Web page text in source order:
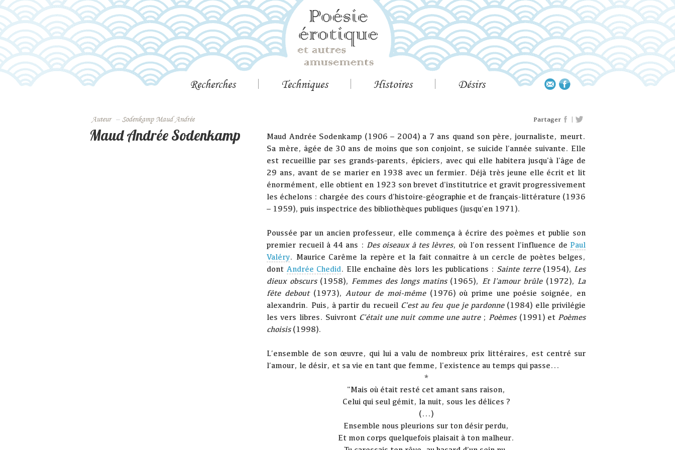
Recherches Techniques Histoires Désirs
Auteur – Sodenkamp Maud Andrée Partager |
Maud Andrée Sodenkamp
Maud Andrée Sodenkamp (1906 – 2004) a 7 ans quand son père, journaliste, meurt.
Sa mère, âgée de 30 ans de moins que son conjoint, se suicide l’année suivante. Elle
est recueillie par ses grands-parents, épiciers, avec qui elle habitera jusqu'à l'âge de
29 ans, avant de se marier en 1938 avec un fermier. Déjà très jeune elle écrit et lit
énormément, elle obtient en 1923 son brevet d'institutrice et gravit progressivement
les échelons : chargée des cours d'histoire-géographie et de français-littérature (1936
– 1959), puis inspectrice des bibliothèques publiques (jusqu'en 1971).
Poussée par un ancien professeur, elle commença à écrire des poèmes et publie son
premier recueil à 44 ans : Des oiseaux à tes lèvres, où l’on ressent l’influence de Paul
Valéry. Maurice Carême la repère et la fait connaitre à un cercle de poètes belges,
dont Andrée Chedid. Elle enchaîne dès lors les publications : Sainte terre(1954), Les
dieux obscurs(1958), Femmes des longs matins(1965), Et l'amour brûle(1972), La
fête debout(1973),Autour de moi-même(1976) où prime une poésie soignée, en
alexandrin. Puis, à partir du recueil C'est au feu que je pardonne(1984) elle privilégie
les vers libres. Suivront C'était une nuit comme une autre; Poèmes(1991) et Poèmes
choisis(1998).
L’ensemble de son œuvre, qui lui a valu de nombreux prix littéraires, est centré sur
l’amour, le désir, et sa vie en tant que femme, l'existence au temps qui passe...
*
"Mais où était resté cet amant sans raison,
Celui qui seul gémit, la nuit, sous les délices ?
(...)
Ensemble nous pleurions sur ton désir perdu,
Et mon corps quelquefois plaisait à ton malheur.